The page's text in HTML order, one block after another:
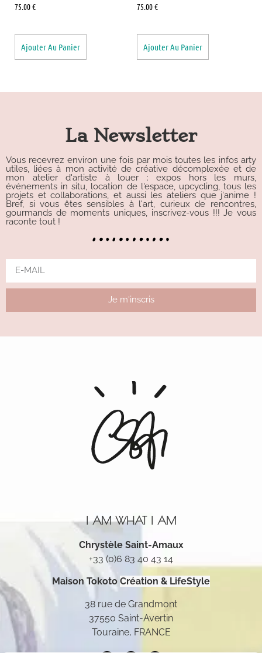
75.00€
Ajouter Au Panier
75.00€
Ajouter Au Panier
La Newsletter
Vous recevrez environ une fois par mois toutes les infos arty
utiles, liées à mon activité de créative décomplexée et de
mon atelier d'artiste à louer : expos hors les murs,
événements in situ, location de l'espace, upcycling, tous les
projets et collaborations, et aussi les ateliers que j'anime !
Bref, si vous êtes sensibles à l'art, curieux de rencontres,
gourmands de moments uniques, inscrivez-vous !!! Je vous
raconte tout !
Je m'inscris
I AM WHAT I AM
Chrystèle Saint-Amaux
+33 (0)6 83 40 43 14
Maison Tokoto Création & LifeStyle
38 rue de Grandmont
37550 Saint-Avertin
Touraine, FRANCE